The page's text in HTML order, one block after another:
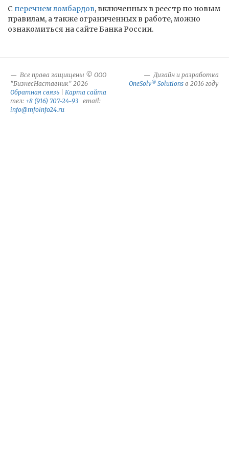
С перечнем ломбардов, включенных в реестр по новым
правилам, а также ограниченных в работе, можно
ознакомиться на сайте Банка России.
Все права защищены © ООО
"БизнесНаставник" 2026
Обратная связь
Карта сайта
тел: +8 (916) 707-24-93 email:
info@mfoinfo24.ru
Дизайн и разработка
OneSolv® Solutions в 2016 году